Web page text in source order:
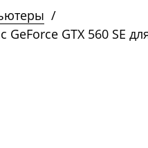
/
GTX 560 SE